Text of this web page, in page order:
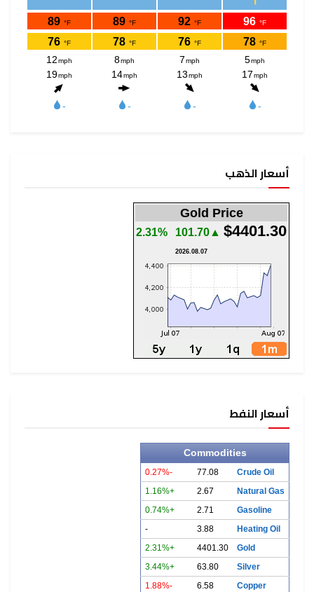
أسعار الذهب
Gold Price
$4401.30
▲101.70
2.31%
2026.08.07
أسعار النفط
Commodities
Crude Oil
77.08
-0.27%
Natural Gas
2.67
+1.16%
Gasoline
2.71
+0.74%
Heating Oil
3.88
-
Gold
4401.30
+2.31%
Silver
63.80
+3.44%
Copper
6.58
-1.88%